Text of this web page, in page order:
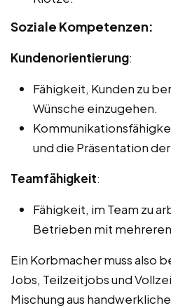
Soziale Kompetenzen:
Kundenorientierung:
Fähigkeit, Kunden zu
Wünsche einzugehen.
und die Präsentation
Teamfähigkeit:
Fähigkeit, im Team zu
Betrieben mit
Ein Korbmacher muss also
Jobs, Teilzeitjobs und
Mischung aus